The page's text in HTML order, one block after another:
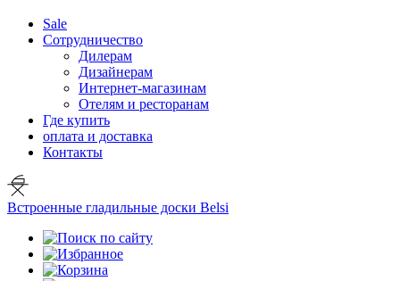
Sale
Сотрудничество
Дилерам
Дизайнерам
Интернет-магазинам
Отелям и ресторанам
Где купить
оплата и доставка
Контакты
Встроенные гладильные доски Belsi